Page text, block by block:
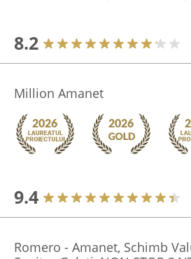
8.2
Million Amanet
9.4
Romero - Amanet, Schimb